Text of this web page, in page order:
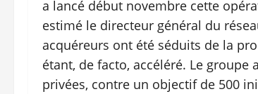
a lancé début novembre cette
estimé le directeur général du
acquéreurs ont été séduits de la
étant, de facto, accéléré. Le
privées, contre un objectif de 500